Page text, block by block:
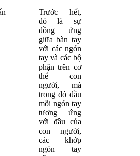
Trước hết,
đó là sự
đồng ứng
giữa bàn tay
với các ngón
tay và các bộ
phận trên cơ
thể con
người, mà
trong đó đầu
mỗi ngón tay
tương ứng
với đầu của
con người,
các khớp
ngón tay